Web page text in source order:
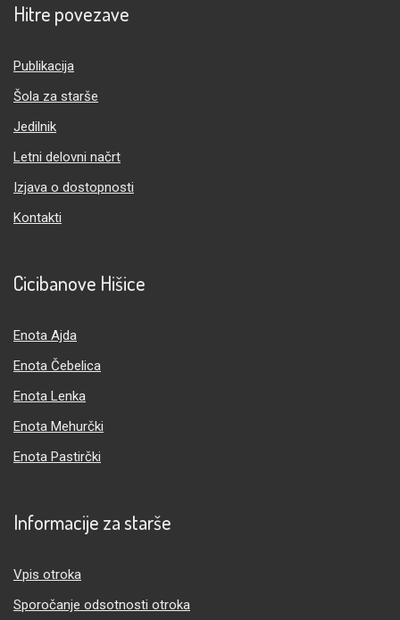
Hitre povezave
Publikacija
Šola za starše
Jedilnik
Letni delovni načrt
Izjava o dostopnosti
Kontakti
Cicibanove Hišice
Enota Ajda
Enota Čebelica
Enota Lenka
Enota Mehurčki
Enota Pastirčki
Informacije za starše
Vpis otroka
Sporočanje odsotnosti otroka